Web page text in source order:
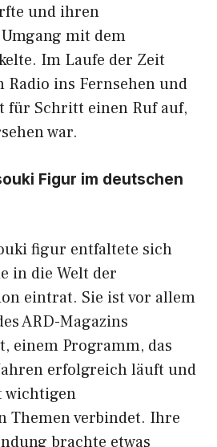
und ihren
mit dem
Im Laufe der Zeit
Radio ins Fernsehen und
für Schritt einen Ruf auf,
war.
Figur im deutschen
figur entfaltete sich
in die Welt der
eintrat. Sie ist vor allem
ARD-Magazins
einem Programm, das
erfolgreich läuft und
wichtigen
Themen verbindet. Ihre
brachte etwas